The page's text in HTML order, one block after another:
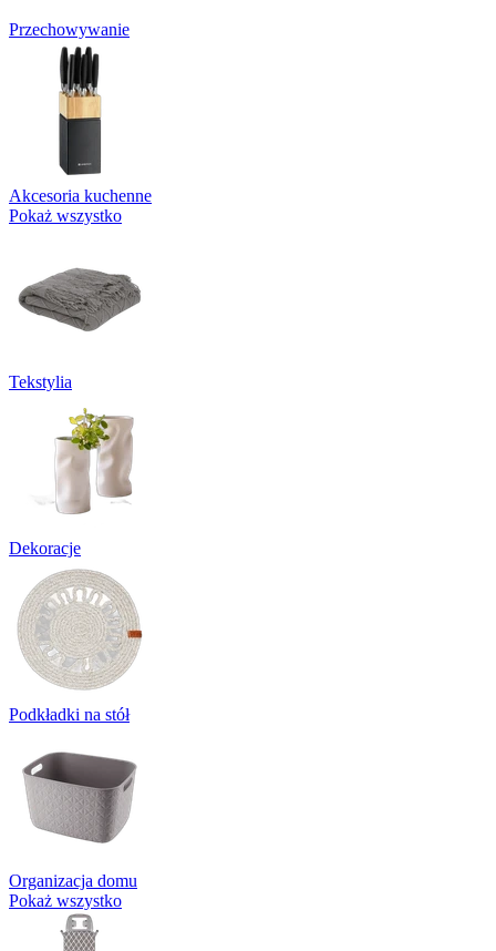
Przechowywanie
Akcesoria kuchenne
Pokaż wszystko
Tekstylia
Dekoracje
Podkładki na stół
Organizacja domu
Pokaż wszystko